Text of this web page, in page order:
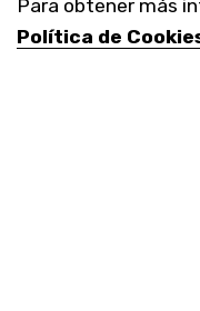
Para obtener más
Política de
Ldo. Alfredo
N. Col. Colegio
Nº de
C/ Moncayo,
03185